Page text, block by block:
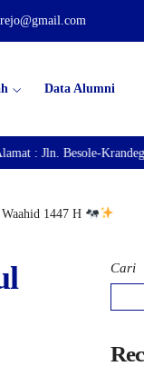
Data Alumni
Krandegan Km. 04
1447 H
Cari